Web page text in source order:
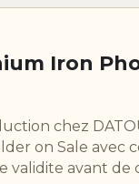
Iron
chez
on Sale avec
validite avant de